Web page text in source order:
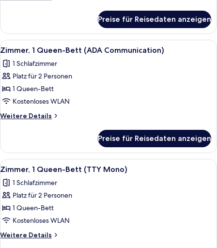
(ADA
anzeigen
1
Queen-
Bett
Mono)
Preise für Reisedaten anzeigen
Alle
Fotos
für
Zimmer,
1
Queen-
Bett
(ADA
anzeigen
Hochwertige Bettwaren,
6
Zimmer, 1 Queen-Bett (ADA Communication)
1 Schlafzimmer
Platz für 2 Personen
1 Queen-Bett
Kostenloses WLAN
Weitere Details
Weitere
1
Queen-
Bett
Communication)
Preise für Reisedaten anzeigen
Alle
Fotos
für
Zimmer,
1
Queen-
Bett
(TTY
Hochwertige Bettwaren,
5
Zimmer, 1 Queen-Bett (TTY Mono)
1 Schlafzimmer
Platz für 2 Personen
1 Queen-Bett
Kostenloses WLAN
Weitere Details
Weitere